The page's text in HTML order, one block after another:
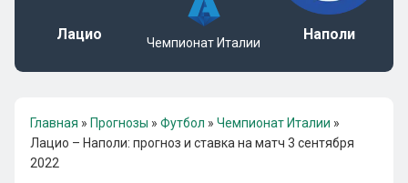
Лацио Чемпионат Италии Наполи
Главная » Прогнозы » Футбол » Чемпионат Италии »
Лацио – Наполи: прогноз и ставка на матч 3 сентября
2022